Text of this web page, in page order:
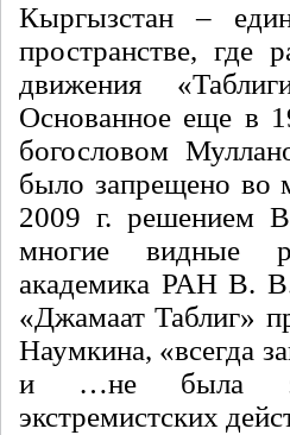
Кыргызстан –
пространстве, где
движения
Основанное еще в
богословом
было запрещено во
2009 г. решением
многие видные
академика РАН В.
«Джамаат Таблиг»
Наумкина, «всегда
и …не была
экстремистских